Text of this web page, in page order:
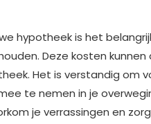
hypotheek is het
Deze kosten
Het is verstandig om
te nemen in je
je verrassingen en